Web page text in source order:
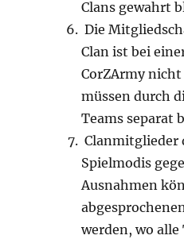
Clans gewahrt
Die
Clan ist bei
CorZArmy
müssen durch
Teams separat
Clanmitglieder
Spielmodis
Ausnahmen
werden, wo